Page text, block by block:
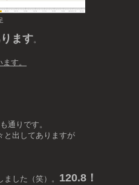
ます。
す。
通りです。
と出してありますが
した（笑）。 120.8！